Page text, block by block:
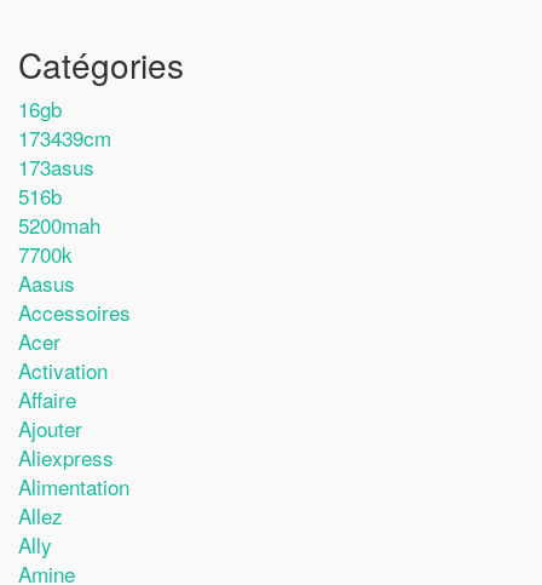
Catégories
16gb
173439cm
173asus
516b
5200mah
7700k
Aasus
Accessoires
Acer
Activation
Affaire
Ajouter
Aliexpress
Alimentation
Allez
Ally
Amine